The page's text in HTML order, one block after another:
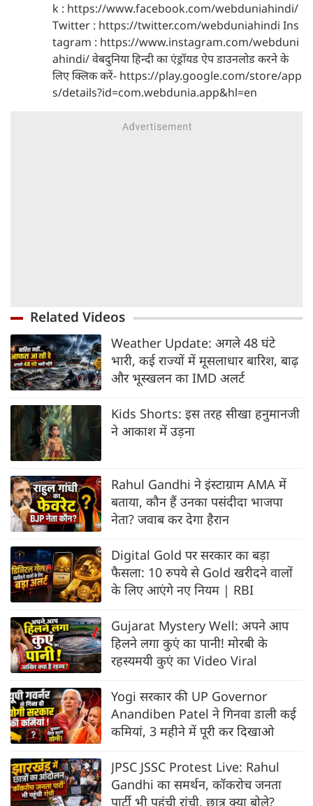
k : https://www.facebook.com/webduniahindi/
Twitter : https://twitter.com/webduniahindi Ins
tagram : https://www.instagram.com/webduni
ahindi/ वेबदुनिया हिन्दी का एंड्रॉयड ऐप डाउनलोड करने के
लिए क्लिक करें- https://play.google.com/store/app
s/details?id=com.webdunia.app&hl=en
Related Videos
Weather Update: अगले 48 घंटे
भारी, कई राज्यों में मूसलाधार बारिश, बाढ़
और भूस्खलन का IMD अलर्ट
Kids Shorts: इस तरह सीखा हनुमानजी
ने आकाश में उड़ना
Rahul Gandhi ने इंस्टाग्राम AMA में
बताया, कौन हैं उनका पसंदीदा भाजपा
नेता? जवाब कर देगा हैरान
Digital Gold पर सरकार का बड़ा
फैसला: 10 रुपये से Gold खरीदने वालों
के लिए आएंगे नए नियम | RBI
Gujarat Mystery Well: अपने आप
हिलने लगा कुएं का पानी! मोरबी के
रहस्यमयी कुएं का Video Viral
Yogi सरकार की UP Governor
Anandiben Patel ने गिनवा डाली कई
कमियां, 3 महीने में पूरी कर दिखाओ
JPSC JSSC Protest Live: Rahul
Gandhi का समर्थन, कॉकरोच जनता
पार्टी भी पहुंची रांची, छात्र क्या बोले?